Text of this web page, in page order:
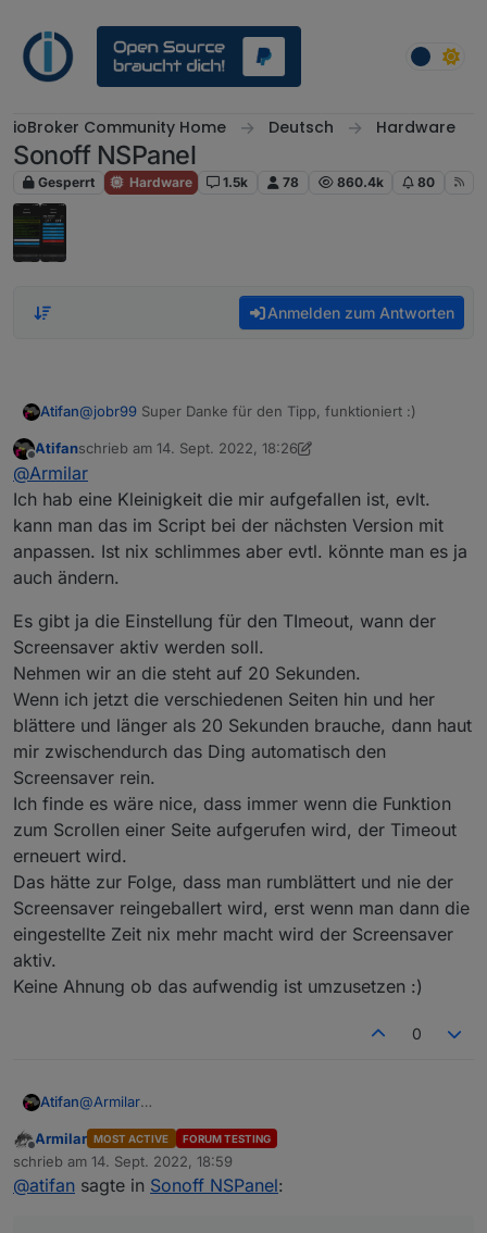
ioBroker Community Home Deutsch Hardware
Sonoff NSPanel
Gesperrt Hardware 1.5k 78 860.4k 80
Anmelden zum Antworten
Atifan@jobr99 Super Danke für den Tipp, funktioniert :)
Offline
Atifanschrieb am 14. Sept. 2022, 18:26
zuletzt editiert von Atifan
@Armilar
Ich hab eine Kleinigkeit die mir aufgefallen ist, evlt.
kann man das im Script bei der nächsten Version mit
anpassen. Ist nix schlimmes aber evtl. könnte man es ja
auch ändern.
Es gibt ja die Einstellung für den TImeout, wann der
Screensaver aktiv werden soll.
Nehmen wir an die steht auf 20 Sekunden.
Wenn ich jetzt die verschiedenen Seiten hin und her
blättere und länger als 20 Sekunden brauche, dann haut
mir zwischendurch das Ding automatisch den
Screensaver rein.
Ich finde es wäre nice, dass immer wenn die Funktion
zum Scrollen einer Seite aufgerufen wird, der Timeout
erneuert wird.
Das hätte zur Folge, dass man rumblättert und nie der
Screensaver reingeballert wird, erst wenn man dann die
eingestellte Zeit nix mehr macht wird der Screensaver
aktiv.
Keine Ahnung ob das aufwendig ist umzusetzen :)
0
Atifan@Armilar
man das im Script bei der nächsten Version mit
anpassen. Ist nix schlimmes aber evtl. könnte man es ja
auch ändern.
Es gibt ja die Einstellung für den TImeout, wann der
Screensaver aktiv werden soll.
Nehmen wir an die steht auf 20 Sekunden.
Offline
Armilar MOST ACTIVE FORUM TESTING
schrieb am 14. Sept. 2022, 18:59
zuletzt editiert von
@atifan sagte in Sonoff NSPanel: